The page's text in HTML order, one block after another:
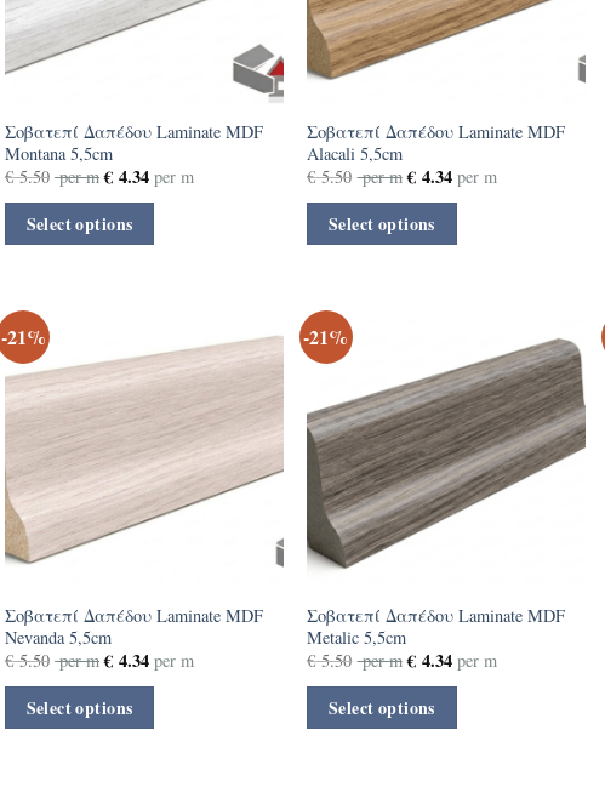
Σοβατεπί Δαπέδου Laminate MDF
Montana 5,5cm
€5.50 per m € 4.34 per m
Select options
Σοβατεπί Δαπέδου Laminate MDF
Alacali 5,5cm
€5.50 per m €4.34per m
Select options
-21%
Σοβατεπί Δαπέδου Laminate MDF
Nevanda 5,5cm
€5.50 per m € 4.34 per m
Select options
-21%
Σοβατεπί Δαπέδου Laminate MDF
Metalic 5,5cm
€5.50 per m €4.34per m
Select options